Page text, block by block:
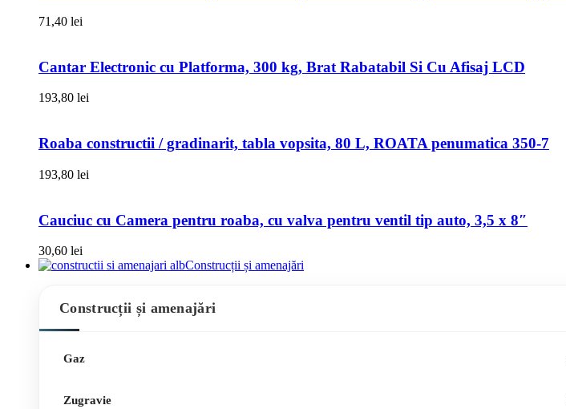
71,40 lei
Cantar Electronic cu Platforma, 300 kg, Brat Rabatabil Si Cu Afisaj LCD
193,80 lei
Roaba constructii / gradinarit, tabla vopsita, 80 L, ROATA penumatica 350-7
193,80 lei
Cauciuc cu Camera pentru roaba, cu valva pentru ventil tip auto, 3,5 x 8″
30,60 lei
Construcții și amenajări
Construcții și amenajări
Gaz
Zugravie